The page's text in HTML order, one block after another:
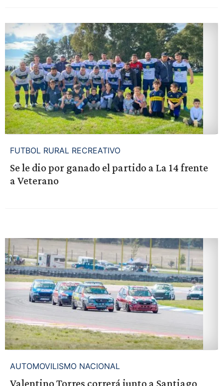
FUTBOL RURAL RECREATIVO
Se le dio por ganado el partido a La 14 frente
a Veterano
AUTOMOVILISMO NACIONAL
Valentino Torres correrá junto a Santiago